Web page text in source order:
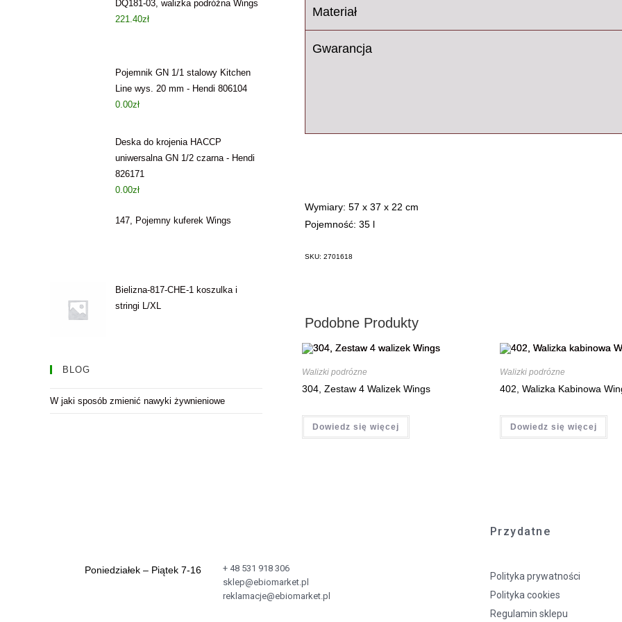
Materiał
Gwarancja
Wymiary: 57 x 37 x 22 cm
Pojemność: 35 l
SKU: 2701618
Podobne Produkty
Walizki podrózne
304, Zestaw 4 Walizek Wings
Dowiedz się więcej
Walizki podrózne
402, Walizka Kabinowa
Dowiedz się więcej
DQ181-03, walizka podróżna Wings
221.40zł
Pojemnik GN 1/1 stalowy Kitchen
Line wys. 20 mm - Hendi 806104
0.00zł
Deska do krojenia HACCP
uniwersalna GN 1/2 czarna - Hendi
826171
0.00zł
147, Pojemny kuferek Wings
Bielizna-817-CHE-1 koszulka i
stringi L/XL
BLOG
W jaki sposób zmienić nawyki żywnieniowe
Poniedziałek – Piątek 7-16
+ 48 531 918 306
sklep@ebiomarket.pl
reklamacje@ebiomarket.pl
Przydatne
Polityka prywatności
Polityka cookies
Regulamin sklepu